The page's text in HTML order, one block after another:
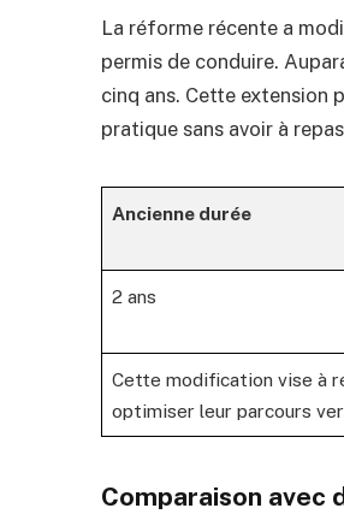
La réforme récente a
permis de conduire.
cinq ans. Cette extension
pratique sans avoir à
Ancienne durée
2 ans
Cette modification vise à
optimiser leur parcours
Comparaison avec